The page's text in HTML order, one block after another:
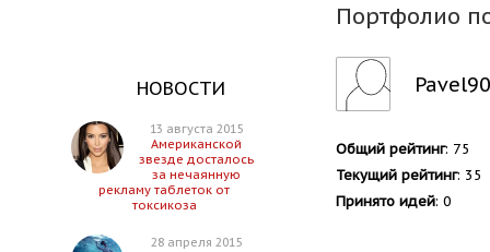
Портфолио
НОВОСТИ
13 августа 2015
Американской
звезде досталось
за нечаянную
рекламу таблеток от
токсикоза
28 апреля 2015
Pavel90
Общий рейтинг: 75
Текущий рейтинг: 35
Принято идей: 0